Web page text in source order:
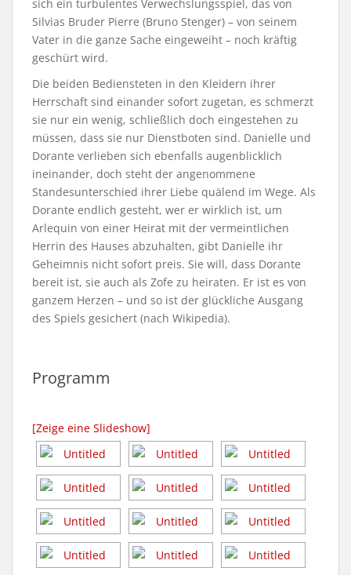
sich ein turbulentes Verwechslungsspiel, das von
Silvias Bruder Pierre (Bruno Stenger) – von seinem
Vater in die ganze Sache eingeweiht – noch kräftig
geschürt wird.
Die beiden Bediensteten in den Kleidern ihrer
Herrschaft sind einander sofort zugetan, es schmerzt
sie nur ein wenig, schließlich doch eingestehen zu
müssen, dass sie nur Dienstboten sind. Danielle und
Dorante verlieben sich ebenfalls augenblicklich
ineinander, doch steht der angenommene
Standesunterschied ihrer Liebe quälend im Wege. Als
Dorante endlich gesteht, wer er wirklich ist, um
Arlequin von einer Heirat mit der vermeintlichen
Herrin des Hauses abzuhalten, gibt Danielle ihr
Geheimnis nicht sofort preis. Sie will, dass Dorante
bereit ist, sie auch als Zofe zu heiraten. Er ist es von
ganzem Herzen – und so ist der glückliche Ausgang
des Spiels gesichert (nach Wikipedia).
Programm
[Zeige eine Slideshow]